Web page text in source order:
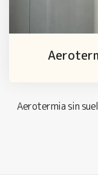
Aerotermia sin